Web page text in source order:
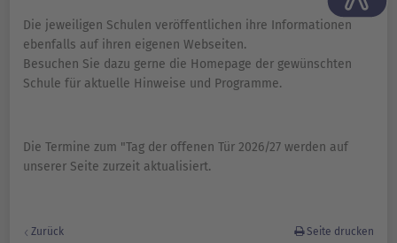
Die jeweiligen Schulen veröffentlichen ihre Informationen
ebenfalls auf ihren eigenen Webseiten.
Besuchen Sie dazu gerne die Homepage der gewünschten
Schule für aktuelle Hinweise und Programme.
Die Termine zum "Tag der offenen Tür 2026/27 werden auf
unserer Seite zurzeit aktualisiert.
Zurück Seite drucken